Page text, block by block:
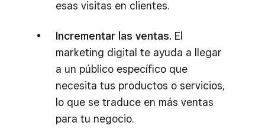
esas visitas en clientes.
Incrementar las ventas. El
marketing digital te ayuda a llegar
a un público específico que
necesita tus productos o servicios,
lo que se traduce en más ventas
para tu negocio.